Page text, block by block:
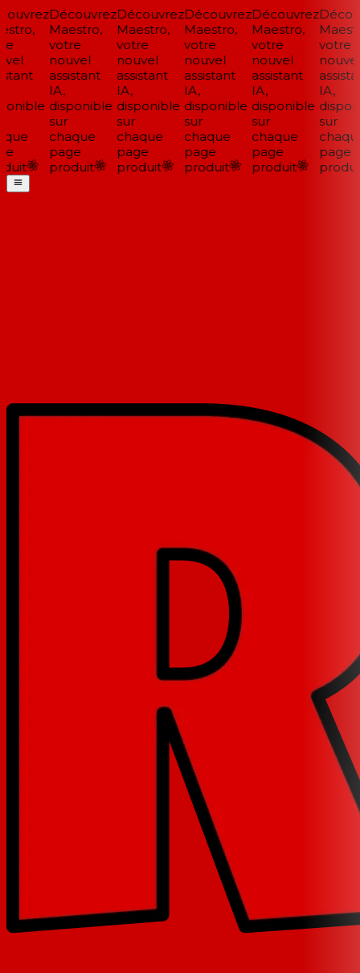
Découvrez
Maestro,
votre
nouvel
assistant
IA,
disponible
sur
chaque
page
produit
Découvrez
Maestro,
votre
nouvel
assistant
IA,
disponible
sur
chaque
page
produit
Découvrez
Maestro,
votre
nouvel
assistant
IA,
disponible
sur
chaque
page
produit
Découvrez
Maestro,
votre
nouvel
assistant
IA,
disponible
sur
chaque
page
produit
votre
nouvel
IA,
sur
chaque
page
produit